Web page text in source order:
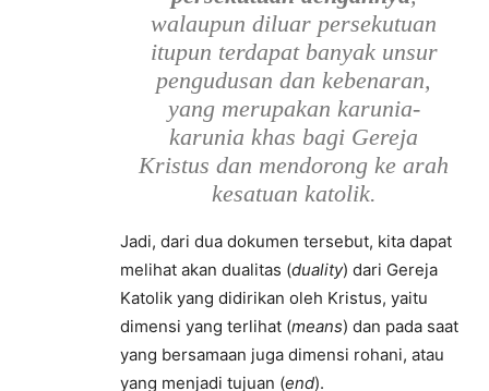
walaupun diluar persekutuan
itupun terdapat banyak unsur
pengudusan dan kebenaran,
yang merupakan karunia-
karunia khas bagi Gereja
Kristus dan mendorong ke arah
kesatuan katolik.
Jadi, dari dua dokumen tersebut, kita dapat
melihat akan dualitas (duality) dari Gereja
Katolik yang didirikan oleh Kristus, yaitu
dimensi yang terlihat (means) dan pada saat
yang bersamaan juga dimensi rohani, atau
yang menjadi tujuan (end).